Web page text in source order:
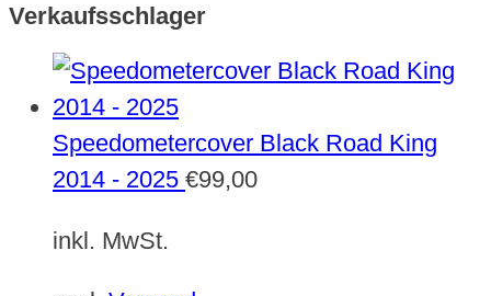
Verkaufsschlager
Speedometercover Black Road King
2014 - 2025 €99,00
inkl. MwSt.